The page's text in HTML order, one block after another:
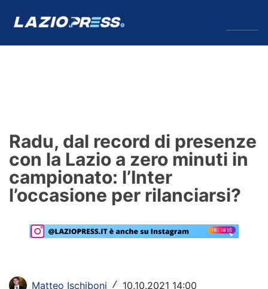
Formello
Infortuni
Primavera
Calciomercato
Rassegna Lazio
Radu, dal record di presenze
con la Lazio a zero minuti in
campionato: l’Inter
l’occasione per rilanciarsi?
Matteo Ischiboni / 10.10.2021 14:00